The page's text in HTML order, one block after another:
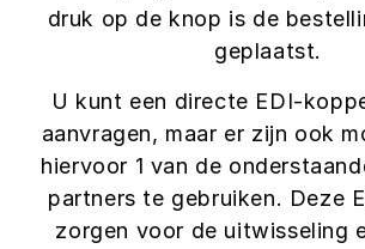
druk op de knop is de
geplaatst.
U kunt een directe EDI-
aanvragen, maar er zijn ook
hiervoor 1 van de
partners te gebruiken. Deze
zorgen voor de uitwisseling